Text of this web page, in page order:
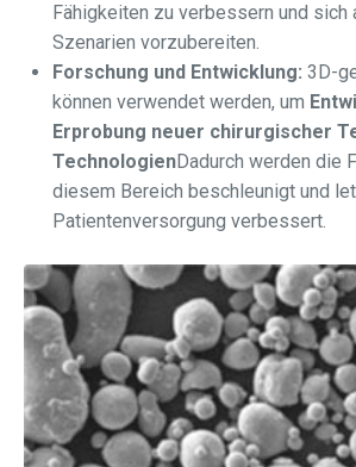
Fähigkeiten zu verbessern und sich
Szenarien vorzubereiten.
Forschung und Entwicklung: 3D-
können verwendet werden, um
Erprobung neuer chirurgischer
TechnologienDadurch werden die
diesem Bereich beschleunigt und
Patientenversorgung verbessert.